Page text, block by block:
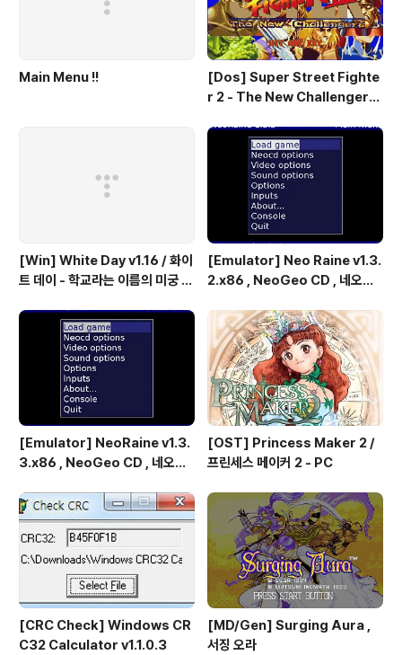
Main Menu !!
[Dos] Super Street Fighte
r 2 - The New Challengers
파이터 2 - 더 뉴 챌린져 & 하이퍼
파이팅 / 대전 액션 - 국산소프트
[Win] White Day v1.16 / 화이
트 데이 - 학교라는 이름의 미궁 -
[Emulator] Neo Raine v1.3.
2.x86 , NeoGeo CD , 네오지
[Emulator] NeoRaine v1.3.
3.x86 , NeoGeo CD , 네오지
[OST] Princess Maker 2 /
프린세스 메이커 2 - PC
[CRC Check] Windows CR
C32 Calculator v1.1.0.3
[MD/Gen] Surging Aura ,
서징 오라